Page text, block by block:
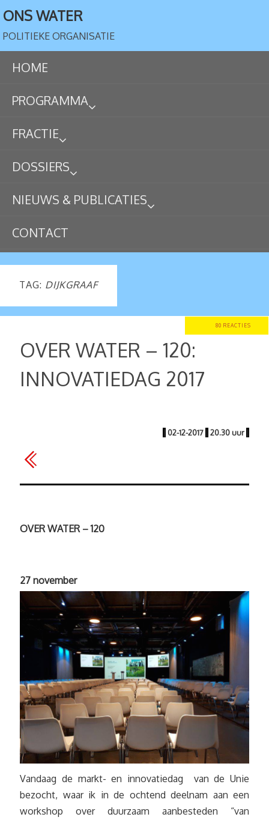
ONS WATER
POLITIEKE ORGANISATIE
HOME
PROGRAMMA
FRACTIE
DOSSIERS
NIEUWS & PUBLICATIES
CONTACT
TAG: DIJKGRAAF
80 REACTIES
OVER WATER – 120:
INNOVATIEDAG 2017
| 02-12-2017 | 20.30 uur |
OVER WATER – 120
27 november
Vandaag de markt- en innovatiedag van de Unie
bezocht, waar ik in de ochtend deelnam aan een
workshop over duurzaam aanbesteden “van